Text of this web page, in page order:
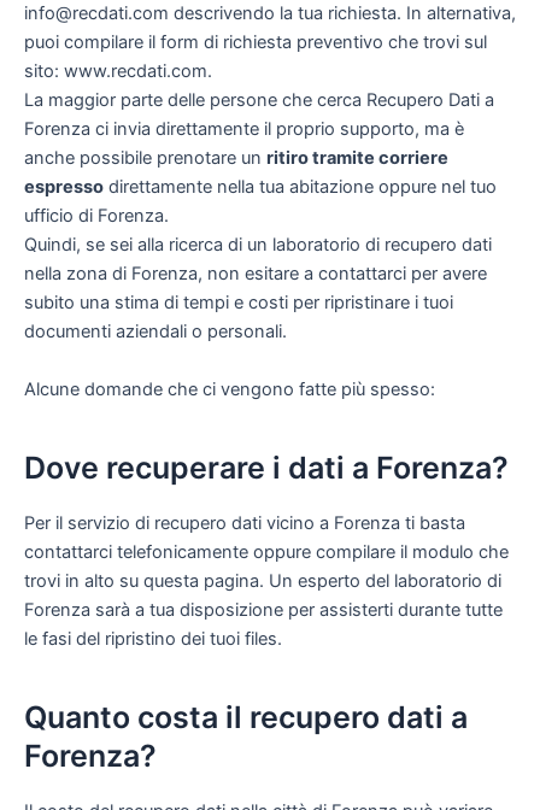
info@recdati.com descrivendo la tua richiesta. In alternativa,
puoi compilare il form di richiesta preventivo che trovi sul
sito: www.recdati.com.
La maggior parte delle persone che cerca Recupero Dati a
Forenza ci invia direttamente il proprio supporto, ma è
anche possibile prenotare un ritiro tramite corriere
espresso direttamente nella tua abitazione oppure nel tuo
ufficio di Forenza.
Quindi, se sei alla ricerca di un laboratorio di recupero dati
nella zona di Forenza, non esitare a contattarci per avere
subito una stima di tempi e costi per ripristinare i tuoi
documenti aziendali o personali.
Alcune domande che ci vengono fatte più spesso:
Dove recuperare i dati a Forenza?
Per il servizio di recupero dati vicino a Forenza ti basta
contattarci telefonicamente oppure compilare il modulo che
trovi in alto su questa pagina. Un esperto del laboratorio di
Forenza sarà a tua disposizione per assisterti durante tutte
le fasi del ripristino dei tuoi files.
Quanto costa il recupero dati a
Forenza?